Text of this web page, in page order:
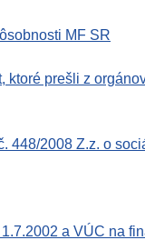
MF SR
prešli z
2008 Z.z. o
a VÚC na